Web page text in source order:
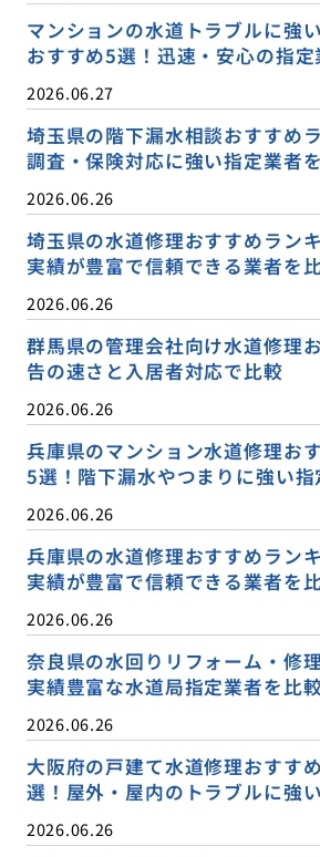
マンションの水道トラブルに強
おすすめ5選！迅速・安心の指
2026.06.27
埼玉県の階下漏水相談おすすめ
調査・保険対応に強い指定業者
2026.06.26
埼玉県の水道修理おすすめラン
実績が豊富で信頼できる業者を
2026.06.26
群馬県の管理会社向け水道修理
告の速さと入居者対応で比較
2026.06.26
兵庫県のマンション水道修理お
5選！階下漏水やつまりに強い指
2026.06.26
兵庫県の水道修理おすすめラン
実績が豊富で信頼できる業者を
2026.06.26
奈良県の水回りリフォーム・修
実績豊富な水道局指定業者を比
2026.06.26
大阪府の戸建て水道修理おすす
選！屋外・屋内のトラブルに強
2026.06.26